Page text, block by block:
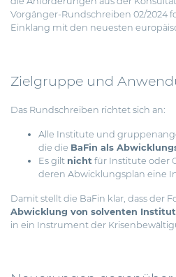
Vorgänger-Rundschreiben 02/2024
Einklang mit den neuesten
Zielgruppe und
Das Rundschreiben richtet sich an:
Alle Institute und
die die BaFin als
Es gilt nicht für Institute oder
deren Abwicklungsplan eine
Damit stellt die BaFin klar, dass der
Abwicklung von solventen
in ein Instrument der